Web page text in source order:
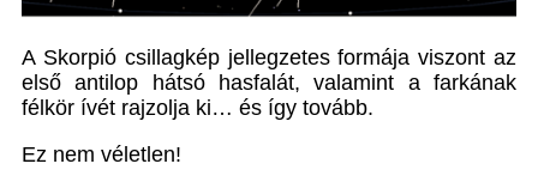
A Skorpió csillagkép jellegzetes formája viszont az
első antilop hátsó hasfalát, valamint a farkának
félkör ívét rajzolja ki… és így tovább.
Ez nem véletlen!